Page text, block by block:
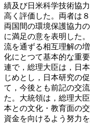
績及び日米科学技術協
高く評価した。両者は
両国間の環境保護協力
に満足の意を表明した
流を通ずる相互理解の
化にとつて基本的な重
連で，総理大臣は，日
じめとし，日本研究の
て，今後とも前記の交
た。大統領は，総理大
本との文化・教育面の
資金を向けるよう努力